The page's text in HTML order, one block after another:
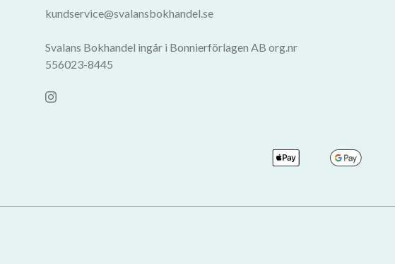
kundservice@svalansbokhandel.se
Svalans Bokhandel ingår i Bonnierförlagen AB org.nr
556023-8445